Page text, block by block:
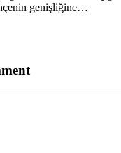
genişliğine…